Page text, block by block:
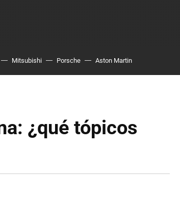
Mitsubishi Porsche Aston Martin
¿qué tópicos